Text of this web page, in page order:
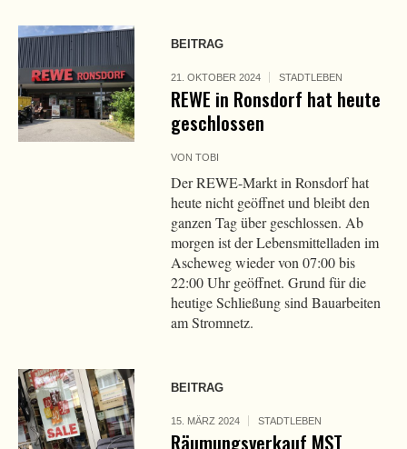
BEITRAG
21. OKTOBER 2024 STADTLEBEN
REWE in Ronsdorf hat heute
geschlossen
VONTOBI
Der REWE-Markt in Ronsdorf hat
heute nicht geöffnet und bleibt den
ganzen Tag über geschlossen. Ab
morgen ist der Lebensmittelladen im
Ascheweg wieder von 07:00 bis
22:00 Uhr geöffnet. Grund für die
heutige Schließung sind Bauarbeiten
am Stromnetz.
BEITRAG
15. MÄRZ 2024 STADTLEBEN
Räumungsverkauf MST